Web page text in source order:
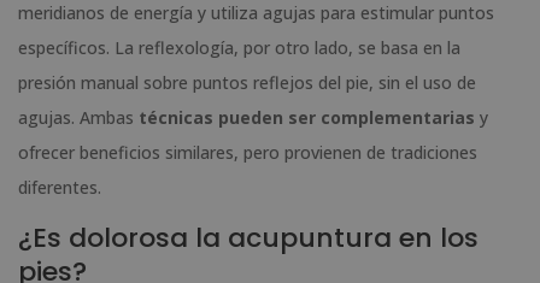
meridianos de energía y utiliza agujas para estimular puntos
específicos. La reflexología, por otro lado, se basa en la
presión manual sobre puntos reflejos del pie, sin el uso de
agujas. Ambas técnicas pueden ser complementarias y
ofrecer beneficios similares, pero provienen de tradiciones
diferentes.
¿Es dolorosa la acupuntura en los
pies?